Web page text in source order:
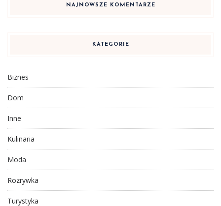
NAJNOWSZE KOMENTARZE
KATEGORIE
Biznes
Dom
Inne
Kulinaria
Moda
Rozrywka
Turystyka